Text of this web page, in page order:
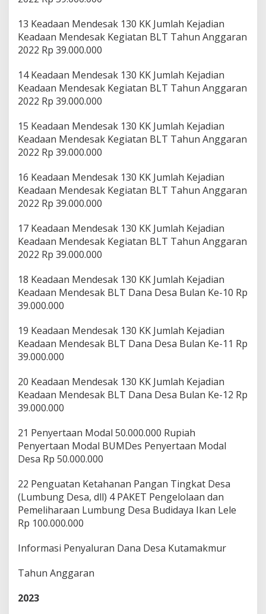
13 Keadaan Mendesak 130 KK Jumlah Kejadian
Keadaan Mendesak Kegiatan BLT Tahun Anggaran
2022 Rp 39.000.000
14 Keadaan Mendesak 130 KK Jumlah Kejadian
Keadaan Mendesak Kegiatan BLT Tahun Anggaran
2022 Rp 39.000.000
15 Keadaan Mendesak 130 KK Jumlah Kejadian
Keadaan Mendesak Kegiatan BLT Tahun Anggaran
2022 Rp 39.000.000
16 Keadaan Mendesak 130 KK Jumlah Kejadian
Keadaan Mendesak Kegiatan BLT Tahun Anggaran
2022 Rp 39.000.000
17 Keadaan Mendesak 130 KK Jumlah Kejadian
Keadaan Mendesak Kegiatan BLT Tahun Anggaran
2022 Rp 39.000.000
18 Keadaan Mendesak 130 KK Jumlah Kejadian
Keadaan Mendesak BLT Dana Desa Bulan Ke-10 Rp
39.000.000
19 Keadaan Mendesak 130 KK Jumlah Kejadian
Keadaan Mendesak BLT Dana Desa Bulan Ke-11 Rp
39.000.000
20 Keadaan Mendesak 130 KK Jumlah Kejadian
Keadaan Mendesak BLT Dana Desa Bulan Ke-12 Rp
39.000.000
21 Penyertaan Modal 50.000.000 Rupiah
Penyertaan Modal BUMDes Penyertaan Modal
Desa Rp 50.000.000
22 Penguatan Ketahanan Pangan Tingkat Desa
(Lumbung Desa, dll) 4 PAKET Pengelolaan dan
Pemeliharaan Lumbung Desa Budidaya Ikan Lele
Rp 100.000.000
Informasi Penyaluran Dana Desa Kutamakmur
Tahun Anggaran
2023